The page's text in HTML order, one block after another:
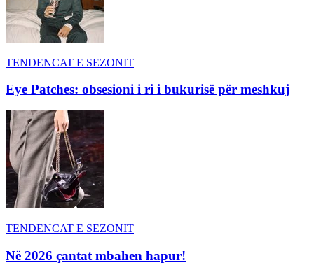
TENDENCAT E SEZONIT
Eye Patches: obsesioni i ri i bukurisë për meshkuj
TENDENCAT E SEZONIT
Në 2026 çantat mbahen hapur!